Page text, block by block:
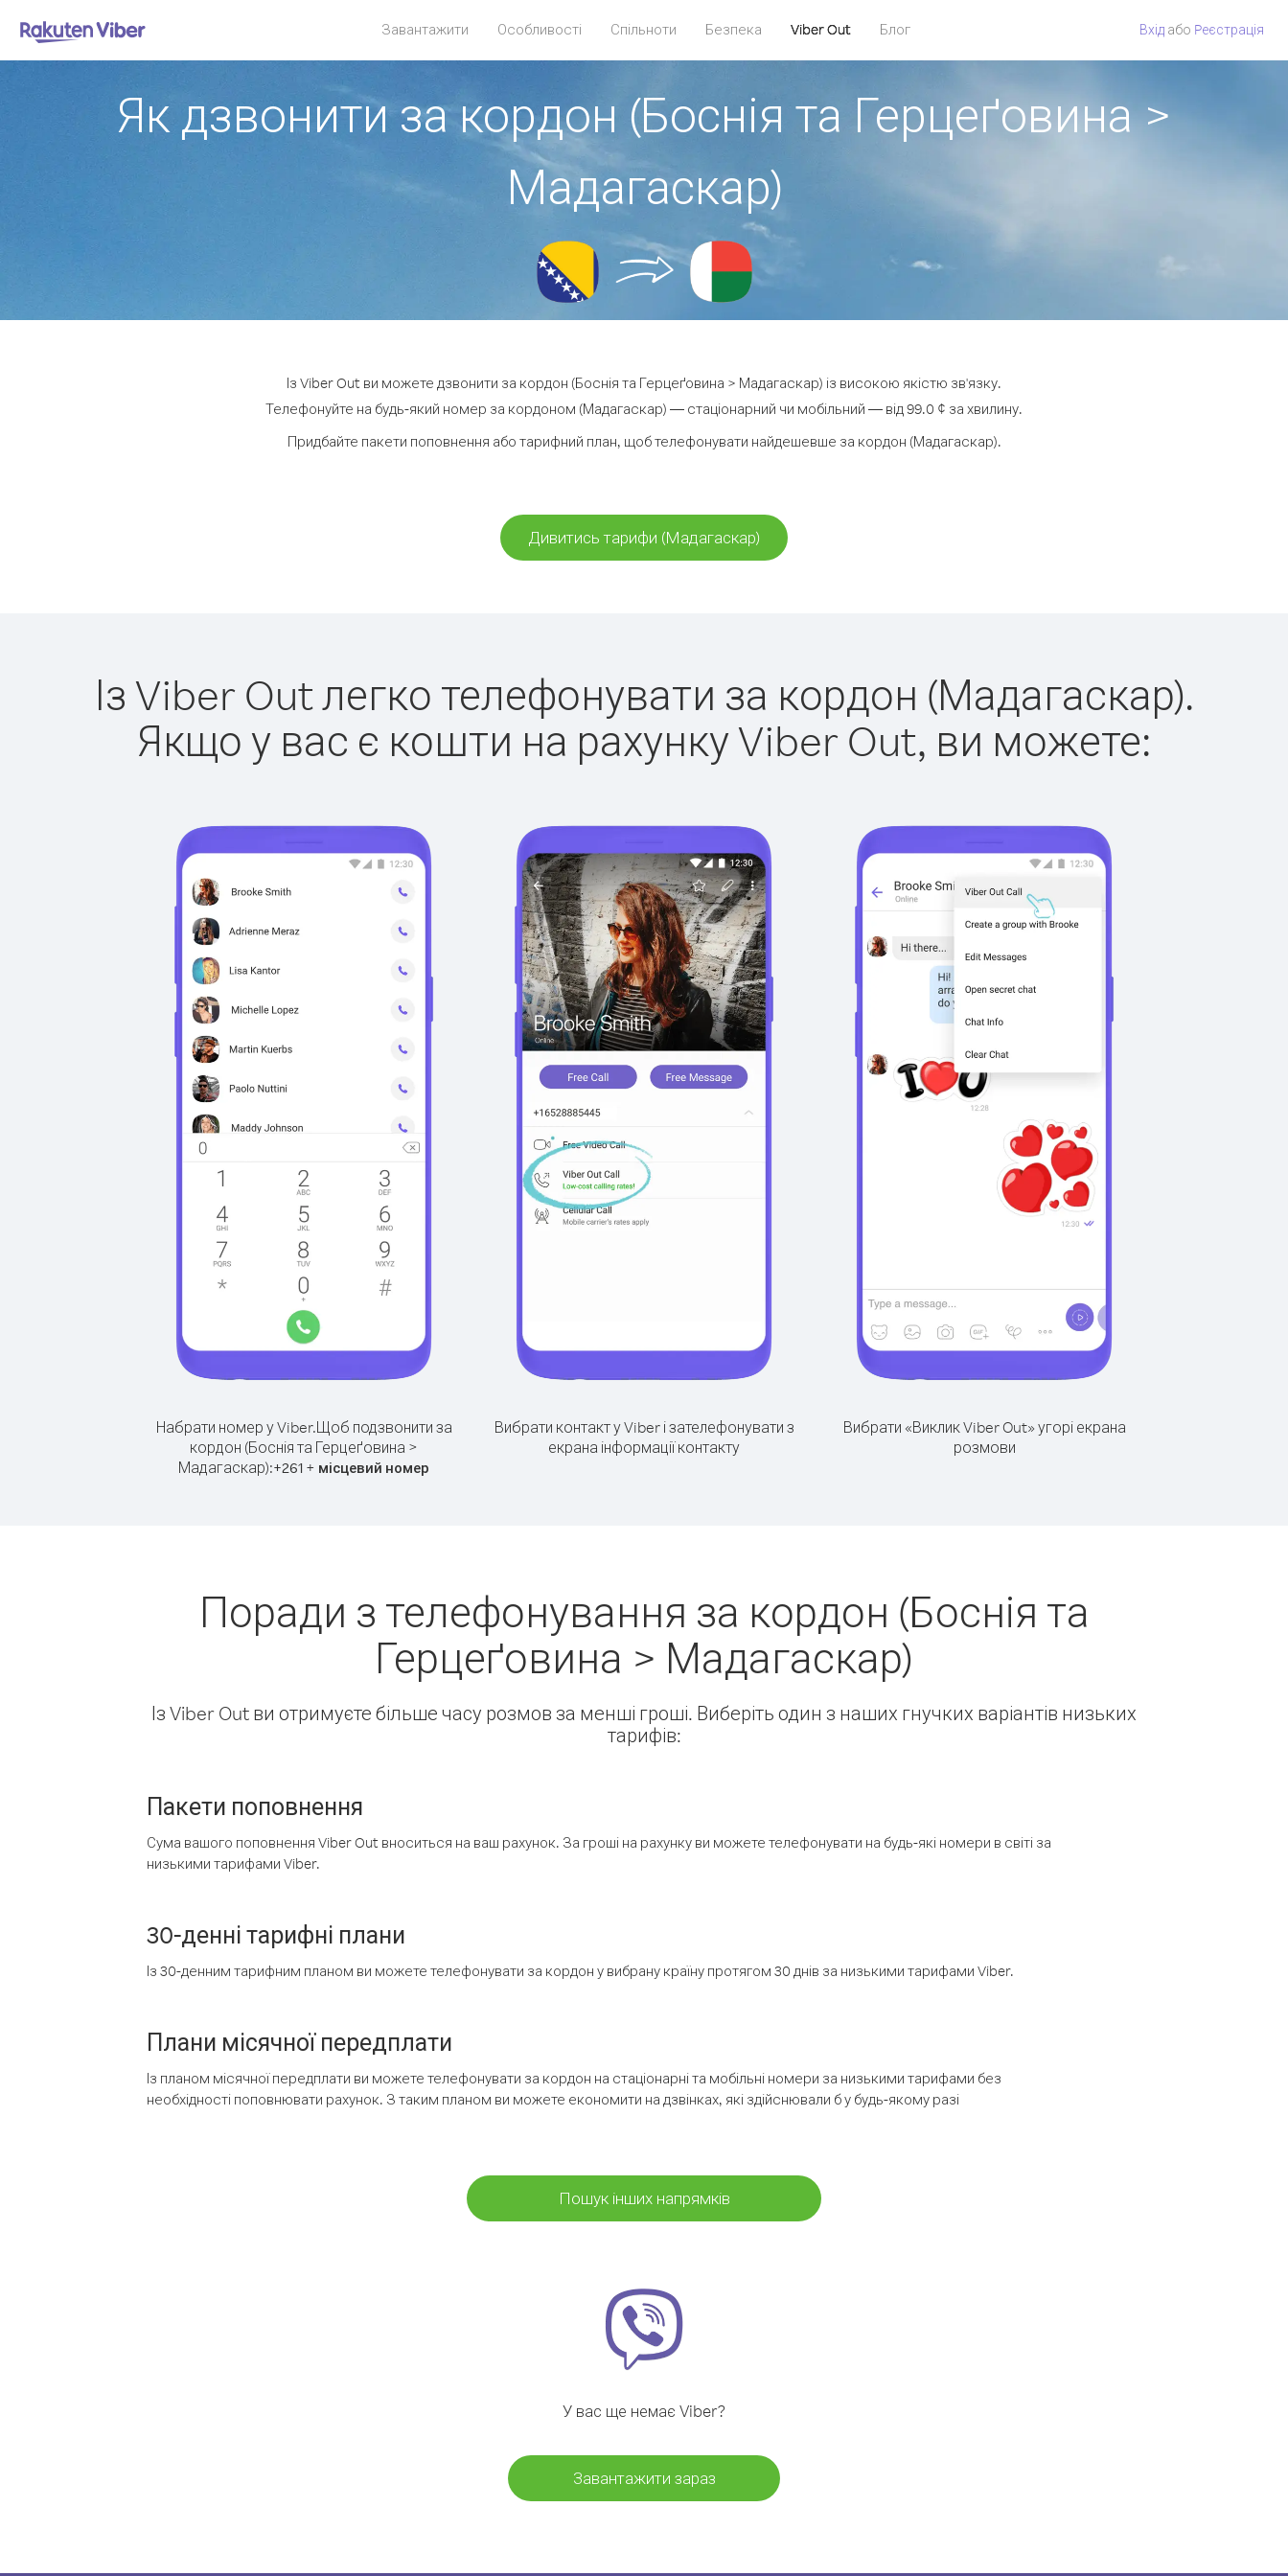
Завантажити Особливості Спільноти Безпека Viber Out Блог Вхід або Pеєстрація
Як дзвонити за кордон (Боснія та Герцеґовина >
Мадагаскар)
Із Viber Out ви можете дзвонити за кордон (Боснія та Герцеґовина > Мадагаскар) із високою якістю зв'язку.
Телефонуйте на будь-який номер за кордоном (Мадагаскар) — стаціонарний чи мобільний — від 99.0 ¢ за хвилину.
Придбайте пакети поповнення або тарифний план, щоб телефонувати найдешевше за кордон (Мадагаскар).
Дивитись тарифи (Мадагаскар)
Із Viber Out легко телефонувати за кордон (Мадагаскар).
Якщо у вас є кошти на рахунку Viber Out, ви можете:
Набрати номер у Viber.Щоб подзвонити за
кордон (Боснія та Герцеґовина >
Мадагаскар):+261 + місцевий номер
Вибрати контакт у Viber і зателефонувати з
екрана інформації контакту
Вибрати «Виклик Viber Out» угорі екрана
розмови
Поради з телефонування за кордон (Боснія та
Герцеґовина > Мадагаскар)
Із Viber Out ви отримуєте більше часу розмов за менші гроші. Виберіть один з наших гнучких варіантів низьких
тарифів:
Пакети поповнення
Сума вашого поповнення Viber Out вноситься на ваш рахунок. За гроші на рахунку ви можете телефонувати на будь-які номери в світі за
низькими тарифами Viber.
30-денні тарифні плани
Із 30-денним тарифним планом ви можете телефонувати за кордон у вибрану країну протягом 30 днів за низькими тарифами Viber.
Плани місячної передплати
Із планом місячної передплати ви можете телефонувати за кордон на стаціонарні та мобільні номери за низькими тарифами без
необхідності поповнювати рахунок. З таким планом ви можете економити на дзвінках, які здійснювали б у будь-якому разі
Пошук інших напрямків
У вас ще немає Viber?
Завантажити зараз